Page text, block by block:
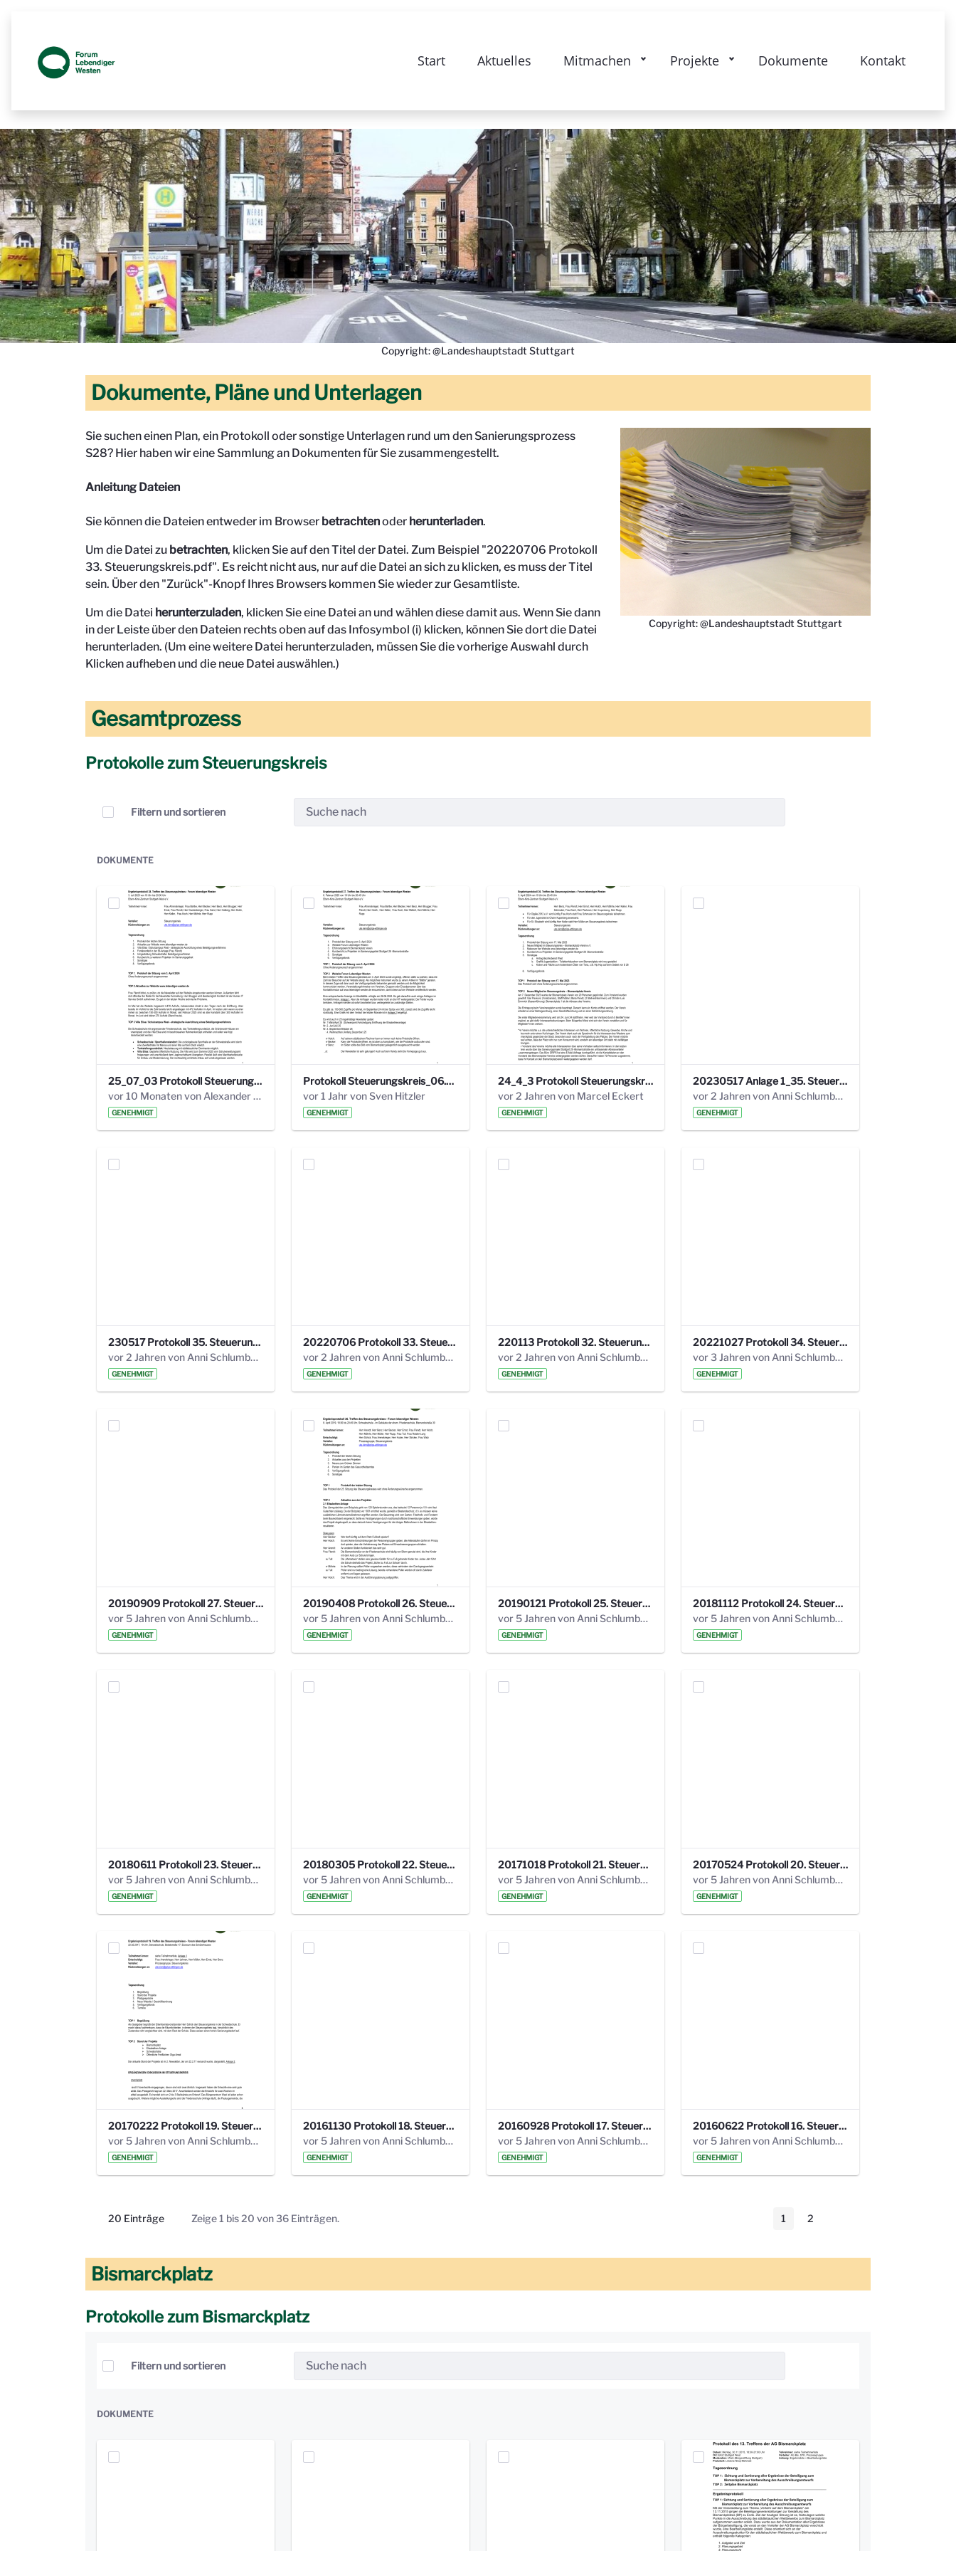
Start Aktuelles Mitmachen Projekte Dokumente Kontakt
Copyright: @Landeshauptstadt Stuttgart
Dokumente, Pläne und Unterlagen
Sie suchen einen Plan, ein Protokoll oder sonstige Unterlagen rund um den Sanierungsprozess
S28? Hier haben wir eine Sammlung an Dokumenten für Sie zusammengestellt.
Anleitung Dateien
Sie können die Dateien entweder im Browser betrachtenoder herunterladen.
Um die Datei zu betrachten, klicken Sie auf den Titel der Datei. Zum Beispiel "20220706 Protokoll
33. Steuerungskreis.pdf". Es reicht nicht aus, nur auf die Datei an sich zu klicken, es muss der Titel
sein. Über den "Zurück"-Knopf Ihres Browsers kommen Sie wieder zur Gesamtliste.
Um die Datei herunterzuladen, klicken Sie eine Datei an und wählen diese damit aus. Wenn Sie dann
in der Leiste über den Dateien rechts oben auf das Infosymbol (i) klicken, können Sie dort die Datei
herunterladen. (Um eine weitere Datei herunterzuladen, müssen Sie die vorherige Auswahl durch
Klicken aufheben und die neue Datei auswählen.)
Copyright: @Landeshauptstadt Stuttgart
Gesamtprozess
Protokolle zum Steuerungskreis
Elemente auswählen
Filtern und sortieren
DOKUMENTE
25_07_03 Protokoll Steuerungskreis.pdf
vor 10 Monaten von Alexander Orlowski
GENEHMIGT
Protokoll Steuerungskreis_06.02.2025 .pdf
vor 1 Jahr von Sven Hitzler
GENEHMIGT
24_4_3 Protokoll Steuerungskreis.pdf
vor 2 Jahren von Marcel Eckert
GENEHMIGT
20230517 Anlage 1_35. Steuerungskreis.pdf
vor 2 Jahren von Anni Schlumberger
GENEHMIGT
230517 Protokoll 35. Steuerungskreis.pdf
vor 2 Jahren von Anni Schlumberger
GENEHMIGT
20220706 Protokoll 33. Steuerungskreis.pdf
vor 2 Jahren von Anni Schlumberger
GENEHMIGT
220113 Protokoll 32. Steuerungskreis.pdf
vor 2 Jahren von Anni Schlumberger
GENEHMIGT
20221027 Protokoll 34. Steuerungskreis.pdf
vor 3 Jahren von Anni Schlumberger
GENEHMIGT
20190909 Protokoll 27. Steuerungskreis.pdf
vor 5 Jahren von Anni Schlumberger
GENEHMIGT
20190408 Protokoll 26. Steuerungskreis.pdf
vor 5 Jahren von Anni Schlumberger
GENEHMIGT
20190121 Protokoll 25. Steuerungskreis.pdf
vor 5 Jahren von Anni Schlumberger
GENEHMIGT
20181112 Protokoll 24. Steuerungskreis.pdf
vor 5 Jahren von Anni Schlumberger
GENEHMIGT
20180611 Protokoll 23. Steuerungskreis.pdf
vor 5 Jahren von Anni Schlumberger
GENEHMIGT
20180305 Protokoll 22. Steuerungskreis.pdf
vor 5 Jahren von Anni Schlumberger
GENEHMIGT
20171018 Protokoll 21. Steuerungskreis.pdf
vor 5 Jahren von Anni Schlumberger
GENEHMIGT
20170524 Protokoll 20. Steuerungskreis.pdf
vor 5 Jahren von Anni Schlumberger
GENEHMIGT
20170222 Protokoll 19. Steuerungskreis.pdf
vor 5 Jahren von Anni Schlumberger
GENEHMIGT
20161130 Protokoll 18. Steuerungskreis.pdf
vor 5 Jahren von Anni Schlumberger
GENEHMIGT
20160928 Protokoll 17. Steuerungskreis.pdf
vor 5 Jahren von Anni Schlumberger
GENEHMIGT
20160622 Protokoll 16. Steuerungskreis.pdf
vor 5 Jahren von Anni Schlumberger
GENEHMIGT
20 Einträge
Pro Seite Zeige 1 bis 20 von 36 Einträgen. Seite
1 Seite
2
Bismarckplatz
Protokolle zum Bismarckplatz
Elemente auswählen
Filtern und sortieren
DOKUMENTE